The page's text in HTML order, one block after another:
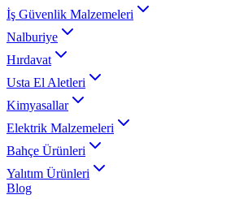
İş Güvenlik Malzemeleri
Nalburiye
Hırdavat
Usta El Aletleri
Kimyasallar
Elektrik Malzemeleri
Bahçe Ürünleri
Yalıtım Ürünleri
Blog